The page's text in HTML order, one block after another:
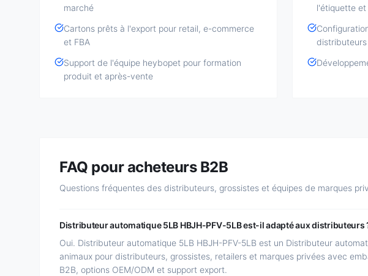
marché
Cartons prêts à l'export pour retail, e-commerce
et FBA
Support de l'équipe heybopet pour formation
produit et après-vente
l'étiquette
distributeurs
FAQ pour acheteurs B2B
Questions fréquentes des distributeurs, grossistes et équipes de marques
Distributeur automatique 5LB HBJH-PFV-5LB est-il adapté aux distributeurs
Oui. Distributeur automatique 5LB HBJH-PFV-5LB est un Distributeur
animaux pour distributeurs, grossistes, retailers et marques privées avec
B2B, options OEM/ODM et support export.